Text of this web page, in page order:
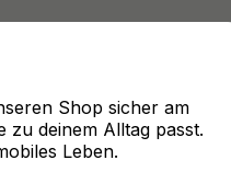
Shop sicher am
zu deinem Alltag passt.
Leben.